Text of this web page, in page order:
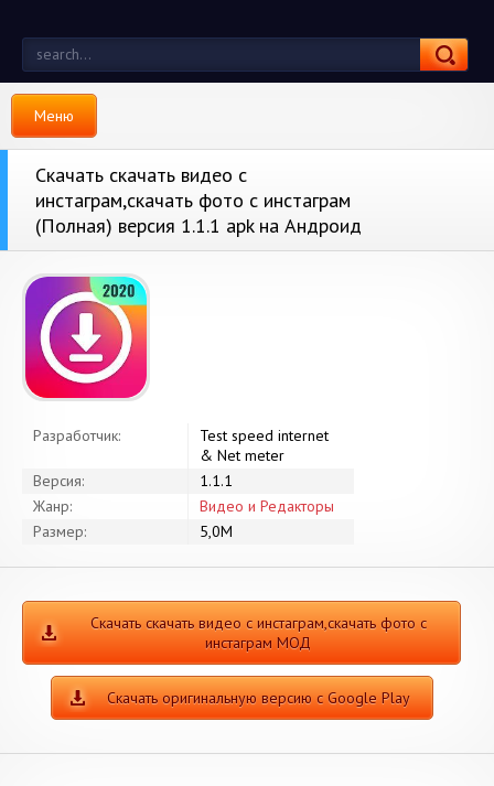
Меню
Скачать скачать видео с
инстаграм,скачать фото с инстаграм
(Полная) версия 1.1.1 apk на Андроид
Разработчик:
Test speed internet
& Net meter
Версия:
1.1.1
Жанр:
Видео и Редакторы
Размер:
5,0M
Скачать скачать видео с инстаграм,скачать фото с
инстаграм МОД
Скачать оригинальную версию с Google Play